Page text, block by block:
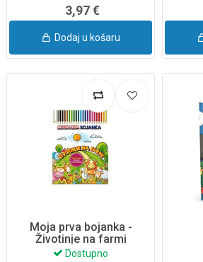
3,97 €
Dodaj u košaru
Moja prva bojanka -
Životinje na farmi
Dostupno